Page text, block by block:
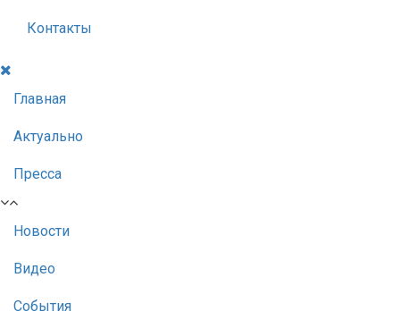
Контакты
Главная
Актуально
Пресса
Новости
Видео
События